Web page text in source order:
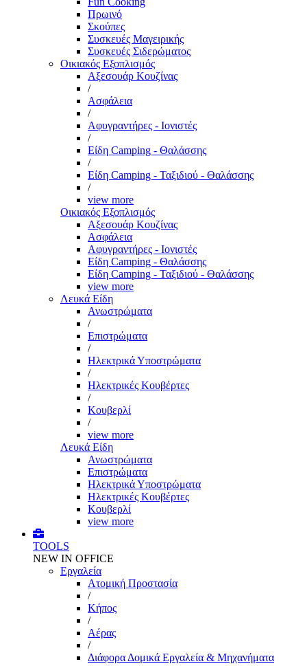
Πρωινό
Σκούπες
Συσκευές Μαγειρικής
Συσκευές Σιδερώματος
Οικιακός Εξοπλισμός
Αξεσουάρ Κουζίνας
/
Ασφάλεια
/
Αφυγραντήρες - Ιονιστές
/
Είδη Camping - Θαλάσσης
/
Είδη Camping - Ταξιδιού - Θαλάσσης
/
view more
Οικιακός Εξοπλισμός
Αξεσουάρ Κουζίνας
Ασφάλεια
Αφυγραντήρες - Ιονιστές
Είδη Camping - Θαλάσσης
Είδη Camping - Ταξιδιού - Θαλάσσης
view more
Λευκά Είδη
Ανωστρώματα
/
Επιστρώματα
/
Ηλεκτρικά Υποστρώματα
/
Ηλεκτρικές Κουβέρτες
/
Κουβερλί
/
view more
Λευκά Είδη
Ανωστρώματα
Επιστρώματα
Ηλεκτρικά Υποστρώματα
Ηλεκτρικές Κουβέρτες
Κουβερλί
view more
TOOLS
NEW IN OFFICE
Εργαλεία
Aτομική Προστασία
/
Kήπος
/
Αέρας
/
Διάφορα Δομικά Εργαλεία & Μηχανήματα